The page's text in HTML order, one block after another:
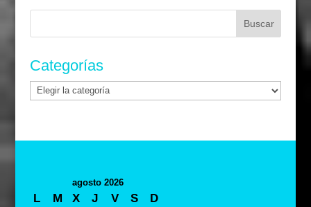
Categorías
Categorías
agosto 2026
L M X J V S
D